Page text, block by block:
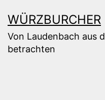
Inhalt
springen
WÜRZBURCHER
Von Laudenbach aus
betrachten